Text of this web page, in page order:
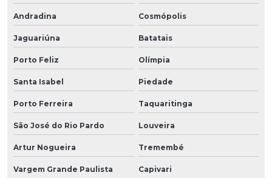
Andradina Cosmópolis
Jaguariúna Batatais
Porto Feliz Olímpia
Santa Isabel Piedade
Porto Ferreira Taquaritinga
São José do Rio Pardo Louveira
Artur Nogueira Tremembé
Vargem Grande Paulista Capivari